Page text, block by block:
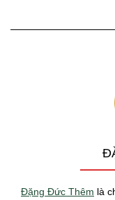
Đặng Đức Thêm là